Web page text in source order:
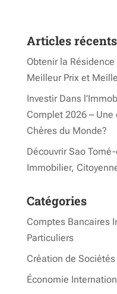
Articles récents
Obtenir la
Meilleur Prix et
Investir Dans
Complet 2026 –
Chères du Monde?
Découvrir Sao
Immobilier,
Catégories
Comptes Bancaires
Particuliers
Création de
Économie